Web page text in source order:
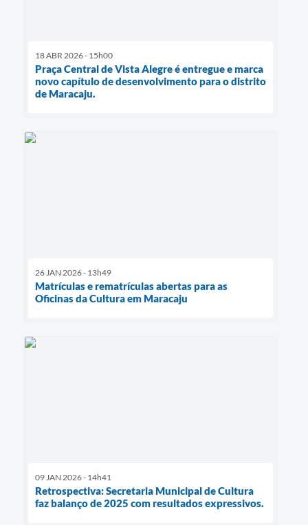
18 ABR 2026 - 15h00
Praça Central de Vista Alegre é entregue e marca
novo capítulo de desenvolvimento para o distrito
de Maracaju.
26 JAN 2026 - 13h49
Matrículas e rematrículas abertas para as
Oficinas da Cultura em Maracaju
09 JAN 2026 - 14h41
Retrospectiva: Secretaria Municipal de Cultura
faz balanço de 2025 com resultados expressivos.